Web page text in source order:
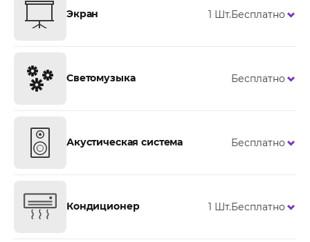
Экран 1 Шт.Бесплатно
Светомузыка Бесплатно
Акустическая система Бесплатно
Кондиционер 1 Шт.Бесплатно